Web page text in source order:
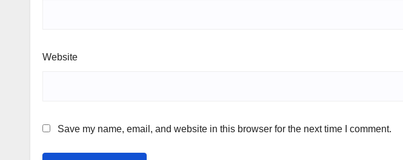
Website
Save my name, email, and website in this browser for the next time I comment.